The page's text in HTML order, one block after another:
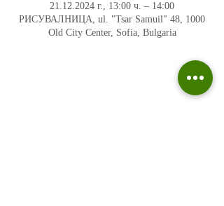
21.12.2024 г., 13:00 ч. – 14:00
РИСУВАЛНИЦА, ul. "Tsar Samuil" 48, 1000
Old City Center, Sofia, Bulgaria